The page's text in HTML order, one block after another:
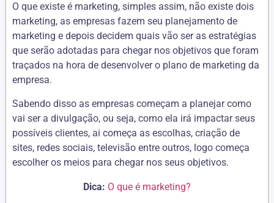
O que existe é marketing, simples assim, não existe dois
marketing, as empresas fazem seu planejamento de
marketing e depois decidem quais vão ser as estratégias
que serão adotadas para chegar nos objetivos que foram
traçados na hora de desenvolver o plano de marketing da
empresa.
Sabendo disso as empresas começam a planejar como
vai ser a divulgação, ou seja, como ela irá impactar seus
possíveis clientes, ai começa as escolhas, criação de
sites, redes sociais, televisão entre outros, logo começa
escolher os meios para chegar nos seus objetivos.
Dica: O que é marketing?